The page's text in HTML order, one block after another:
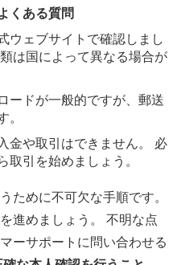
くある質問
ウェブサイトで確認しまし
は国によって異なる場合が
ードが一般的ですが、郵送
。
金や取引はできません。 必
取引を始めましょう。
ために不可欠な手順です。
進めましょう。 不明な点
ーサポートに問い合わせる